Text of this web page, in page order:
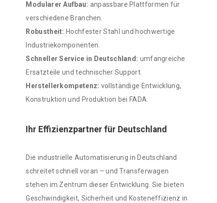
Modularer Aufbau: anpassbare Plattformen für
verschiedene Branchen.
Robustheit: Hochfester Stahl und hochwertige
Industriekomponenten.
Schneller Service in Deutschland: umfangreiche
Ersatzteile und technischer Support.
Herstellerkompetenz: vollständige Entwicklung,
Konstruktion und Produktion bei FADA.
Ihr Effizienzpartner für Deutschland
Die industrielle Automatisierung in Deutschland
schreitet schnell voran – und Transferwagen
stehen im Zentrum dieser Entwicklung. Sie bieten
Geschwindigkeit, Sicherheit und Kosteneffizienz in